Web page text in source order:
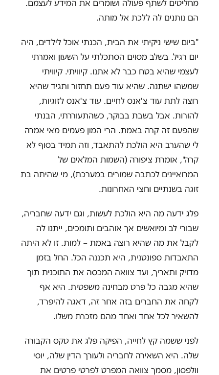
מחליטים לשתף פעולה ושומרים את המידע לעצמם.
הם נותנים לה ללכת אל מותה.
"ביום שישי ניקיתי את הבית, הכנתי אוכל לילדים, היה
יום רגיל. בשלב מסוים הסתכלתי על השעון ואמרתי
לעצמי שהיא בטח כבר לא אתנו. קיוויתי. קיוויתי
שמשהו ישתנה. שהיא עוד פעם תחזור ותגיד שהיא
רוצה לתת עוד צ'אנס לחיים. עוד צ'אנס לזוגיות,
להורות. אבל בשבת בבוקר, כשהתעוררתי, הבנתי
שהפעם זה קרה באמת. הרי המון פעמים מאי אמרה
לי שהערב היא הולכת להתאבד, וזה תמיד בסוף לא
קרה", אומרת ציפורה (השמות המלאים של
המרואיינים לכתבה שמורים במערכת), מי שהיתה בת
זוגה בשנתיים וחצי האחרונות.
פלג ידעה מה היא הולכת לעשות, וגם ידעה שחבריה,
שבורי לב ומיואשים אך אוהבים ותומכים, ייתנו לה
לקבל את מה שהיא רוצה באמת – למות. זו לא היתה
התאבדות ספונטנית, היא תכננה הכל. החל בזמן
מדויק ותאריך, ועד צוואה המכסה את התוכנית תוך
שהיא מגבה כל פרט מבחינה משפטית. היא אף
לקחה את החברים בזה אחר זה, דאגה להיפרד,
להשאיר לכל אחד ואחד מהם מזכרת משלו.
לפני ששמה קץ לחייה, הפיקה פלג את טקס הקבורה
שלה. היא השאירה לחבריה ולעורך הדין שלה, יוסי
וולפסון, מסמך צוואה המפרט לפרטי פרטים את